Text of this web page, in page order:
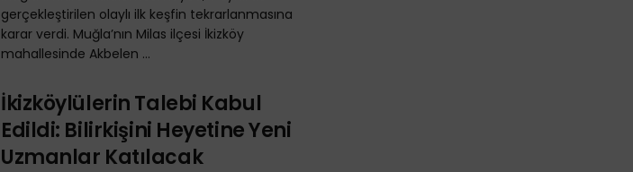
gerçekleştirilen olaylı ilk keşfin tekrarlanmasına
karar verdi. Muğla’nın Milas ilçesi İkizköy
mahallesinde Akbelen ...
İkizköylülerin Talebi Kabul
Edildi: Bilirkişini Heyetine Yeni
Uzmanlar Katılacak